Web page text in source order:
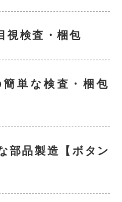
視検査・梱包
単な検査・梱包
部品製造【ボタン